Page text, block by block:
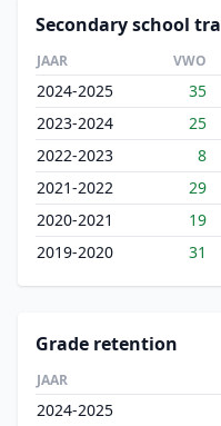
Secondary school
JAAR VWO
2024-2025 35
2023-2024
25
2022-2023
8
2021-2022
29
2020-2021
19
2019-2020
31
Grade retention
JAAR
2024-2025